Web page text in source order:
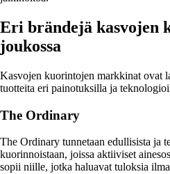
Eri brändejä kasvojen
joukossa
Kasvojen kuorintojen markkinat ovat
tuotteita eri painotuksilla ja
The Ordinary
The Ordinary tunnetaan edullisista ja
kuorinnoistaan, joissa aktiiviset
sopii niille, jotka haluavat tuloksia